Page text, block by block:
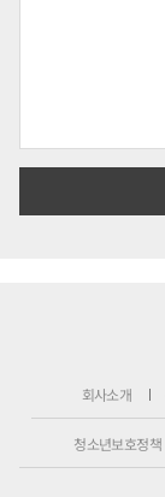
회사소개
청소년보호정책